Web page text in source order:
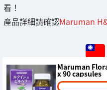
看！
產品詳細請確認Maruman
Maruman
x 90 capsules